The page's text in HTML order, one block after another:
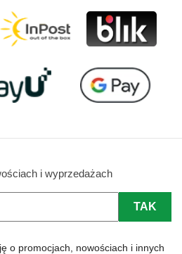
i wyprzedażach
o promocjach, nowościach i innych